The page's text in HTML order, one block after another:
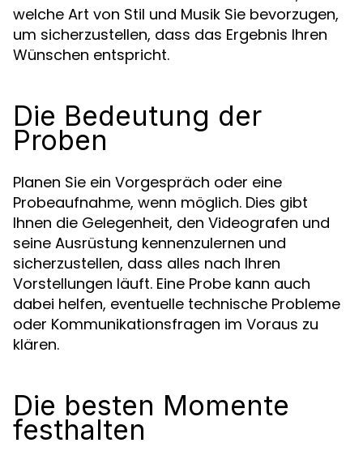
welche Art von Stil und Musik Sie bevorzugen,
um sicherzustellen, dass das Ergebnis Ihren
Wünschen entspricht.
Die Bedeutung der
Proben
Planen Sie ein Vorgespräch oder eine
Probeaufnahme, wenn möglich. Dies gibt
Ihnen die Gelegenheit, den Videografen und
seine Ausrüstung kennenzulernen und
sicherzustellen, dass alles nach Ihren
Vorstellungen läuft. Eine Probe kann auch
dabei helfen, eventuelle technische Probleme
oder Kommunikationsfragen im Voraus zu
klären.
Die besten Momente
festhalten